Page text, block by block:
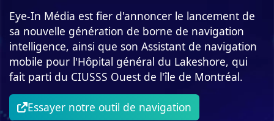
Eye-In Média est fier d'annoncer le lancement de
sa nouvelle génération de borne de navigation
intelligence, ainsi que son Assistant de navigation
mobile pour l'Hôpital général du Lakeshore, qui
fait parti du CIUSSS Ouest de l'île de Montréal.
Essayer notre outil de navigation